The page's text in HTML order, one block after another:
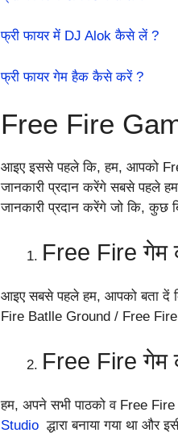
फ्री फायर में DJ Alok कैसे लें ?
फ्री फायर गेम हैक कैसे करें ?
Free Fire
आइए इससे पहले कि, हम, आपको
जानकारी प्रदान करेंगे सबसे पहले
जानकारी प्रदान करेंगे जो कि,
Free Fire गेम
आइए सबसे पहले हम, आपको बता दें
Fire Batlle Ground / Free Fire
Free Fire गेम
हम, अपने सभी पाठको व Free Fire
Studio द्धारा बनाया गया था